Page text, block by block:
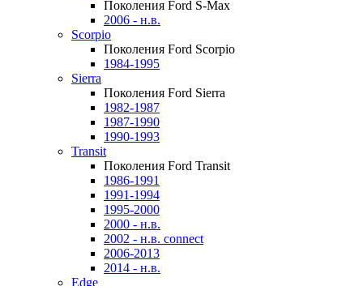
Поколения Ford S-Max
2006 - н.в.
Scorpio
Поколения Ford Scorpio
1984-1995
Sierra
Поколения Ford Sierra
1982-1987
1987-1990
1990-1993
Transit
Поколения Ford Transit
1986-1991
1991-1994
1995-2000
2000 - н.в.
2002 - н.в. connect
2006-2013
2014 - н.в.
Edge